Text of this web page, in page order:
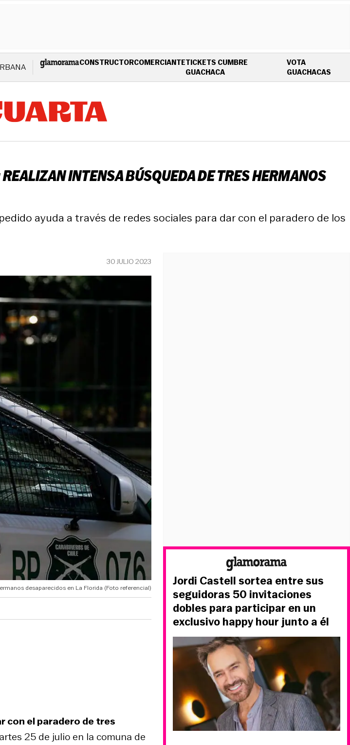
CONSTRUCTORCOMERCIANTETICKETS CUMBRE
GUACHACAOPENS IN NEW WINDOW
VOTA
GUACHACAS
INTENSA BÚSQUEDA DE TRES HERMANOS
ayuda a través de redes sociales para dar con el paradero de los
30 JULIO 2023
desaparecidos en La Florida (Foto referencial)
con el paradero de tres
25 de julio en la comuna de
Jordi Castell sortea entre sus
seguidoras 50 invitaciones
dobles para participar en un
exclusivo happy hour junto a él